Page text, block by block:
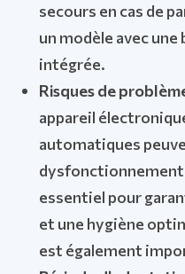
secours en cas de
un modèle avec
intégrée.
Risques de
appareil
automatiques
essentiel pour
et une hygiène
est également